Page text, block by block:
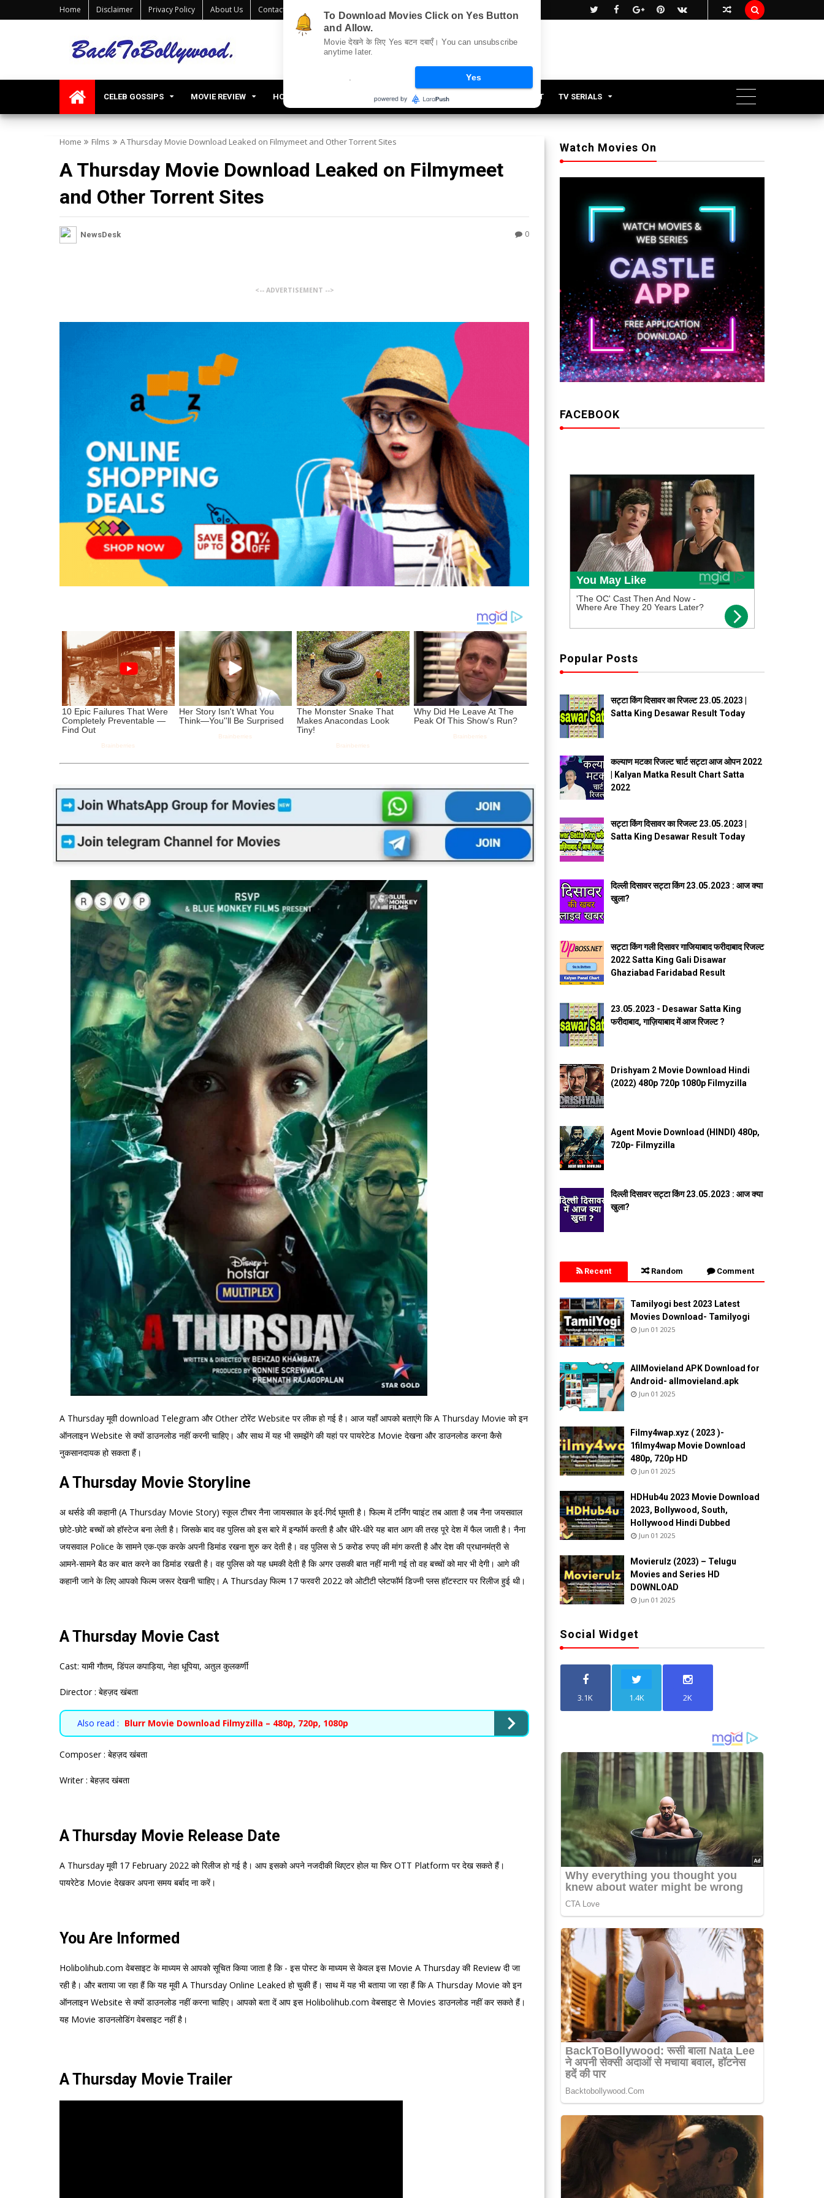
Home Disclaimer Privacy Policy About Us Contact Us Sitemap 
CELEB GOSSIPS MOVIE REVIEW HOLLYWOOD UPDATES LIFESTYLE OFFBEAT TV SERIALS
Home Films A Thursday Movie Download Leaked on Filmymeet and Other Torrent Sites
A Thursday Movie Download Leaked on Filmymeet
and Other Torrent Sites
NewsDesk 0
<-- ADVERTISEMENT -->
A Thursday मूवी download Telegram और Other टोरेंट Website पर लीक हो गई है। आज यहाँ आपको बताएंगे कि A Thursday Movie को इन
ऑनलाइन Website से क्यों डाउनलोड नहीं करनी चाहिए। और साथ में यह भी समझेंगे की यहां पर पायरेटेड Movie देखना और डाउनलोड करना कैसे
नुकसानदायक हो सकता हैं।
A Thursday Movie Storyline
अ थर्सडे की कहानी (A Thursday Movie Story) स्कूल टीचर नैना जायसवाल के इर्द-गिर्द घूमती है। फिल्म में टर्निंग प्वाइंट तब आता है जब नैना जयसवाल
छोटे-छोटे बच्चों को हॉस्टेज बना लेती है। जिसके बाद वह पुलिस को इस बारे में इन्फॉर्म करती है और धीरे-धीरे यह बात आग की तरह पूरे देश में फैल जाती है। नैना
जयसवाल Police के सामने एक-एक करके अपनी डिमांड रखना शुरु कर देती है। वह पुलिस से 5 करोड रुपए की मांग करती है और देश की प्रधानमंत्री से
आमने-सामने बैठ कर बात करने का डिमांड रखती है। वह पुलिस को यह धमकी देती है कि अगर उसकी बात नहीं मानी गई तो वह बच्चों को मार भी देगी। आगे की
कहानी जाने के लिए आपको फिल्म जरूर देखनी चाहिए। A Thursday फिल्म 17 फरवरी 2022 को ओटीटी प्लेटफॉर्म डिज्नी प्लस हॉटस्टार पर रिलीज हुई थी।
A Thursday Movie Cast
Cast: यामी गौतम, डिंपल कपाड़िया, नेहा धूपिया, अतुल कुलकर्णी
Director : बेहज़द खंबता
Also read : Blurr Movie Download Filmyzilla – 480p, 720p, 1080p
Composer : बेहज़द खंबता
Writer : बेहज़द खंबता
A Thursday Movie Release Date
A Thursday मूवी 17 February 2022 को रिलीज हो गई है। आप इसको अपने नजदीकी थिएटर होल या फिर OTT Platform पर देख सकते हैं।
पायरेटेड Movie देखकर अपना समय बर्बाद ना करें।
You Are Informed
Holibolihub.com वेबसाइट के माध्यम से आपको सूचित किया जाता है कि - इस पोस्ट के माध्यम से केवल इस Movie A Thursday की Review दी जा
रही है। और बताया जा रहा हैं कि यह मूवी A Thursday Online Leaked हो चुकी हैं। साथ में यह भी बताया जा रहा हैं कि A Thursday Movie को इन
ऑनलाइन Website से क्यों डाउनलोड नहीं करना चाहिए। आपको बता दें आप इस Holibolihub.com वेबसाइट से Movies डाउनलोड नहीं कर सकते हैं।
यह Movie डाउनलोडिंग वेबसाइट नहीं है।
A Thursday Movie Trailer
Watch Movies On
FACEBOOK
Popular Posts
सट्टा किंग दिसावर का रिजल्ट 23.05.2023 |
Satta King Desawar Result Today
कल्याण मटका रिजल्ट चार्ट सट्टा आज ओपन 2022
| Kalyan Matka Result Chart Satta
2022
सट्टा किंग दिसावर का रिजल्ट 23.05.2023 |
Satta King Desawar Result Today
दिल्ली दिसावर सट्टा किंग 23.05.2023 : आज क्या
खुला?
सट्टा किंग गली दिसावर गाजियाबाद फरीदाबाद रिजल्ट
2022 Satta King Gali Disawar
Ghaziabad Faridabad Result
23.05.2023 - Desawar Satta King
फरीदाबाद, गाज़ियाबाद में आज रिजल्ट ?
Drishyam 2 Movie Download Hindi
(2022) 480p 720p 1080p Filmyzilla
Agent Movie Download (HINDI) 480p,
720p- Filmyzilla
दिल्ली दिसावर सट्टा किंग 23.05.2023 : आज क्या
खुला?
Recent Random Comment
Tamilyogi best 2023 Latest
Movies Download- Tamilyogi
Jun 01 2025
AllMovieland APK Download for
Android- allmovieland.apk
Jun 01 2025
Filmy4wap.xyz ( 2023 )-
1filmy4wap Movie Download
480p, 720p HD
Jun 01 2025
HDHub4u 2023 Movie Download
2023, Bollywood, South,
Hollywood Hindi Dubbed
Jun 01 2025
Movierulz (2023) – Telugu
Movies and Series HD
DOWNLOAD
Jun 01 2025
Social Widget
3.1K 1.4K 2K
To Download Movies Click on Yes Button
and Allow.
Movie देखने के लिए Yes बटन दबाएँ। You can unsubscribe
anytime later.
Yes